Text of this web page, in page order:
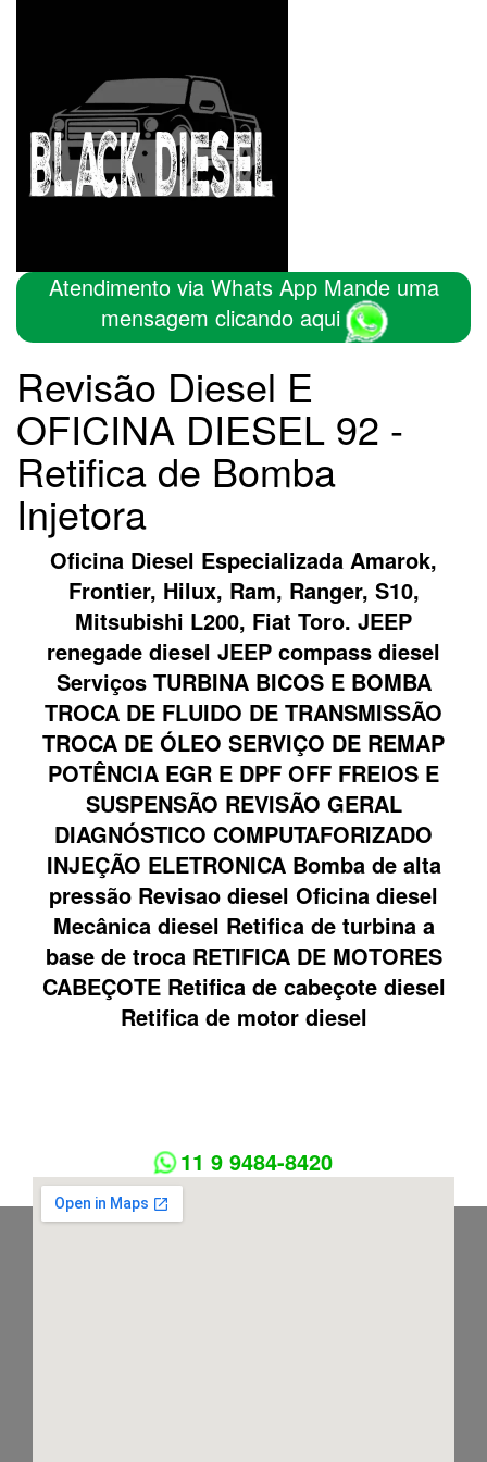
Atendimento via Whats App Mande uma
mensagem clicando aqui
Revisão Diesel E
OFICINA DIESEL 92 -
Retifica de Bomba
Injetora
Oficina Diesel Especializada Amarok,
Frontier, Hilux, Ram, Ranger, S10,
Mitsubishi L200, Fiat Toro. JEEP
renegade diesel JEEP compass diesel
Serviços TURBINA BICOS E BOMBA
TROCA DE FLUIDO DE TRANSMISSÃO
TROCA DE ÓLEO SERVIÇO DE REMAP
POTÊNCIA EGR E DPF OFF FREIOS E
SUSPENSÃO REVISÃO GERAL
DIAGNÓSTICO COMPUTAFORIZADO
INJEÇÃO ELETRONICA Bomba de alta
pressão Revisao diesel Oficina diesel
Mecânica diesel Retifica de turbina a
base de troca RETIFICA DE MOTORES
CABEÇOTE Retifica de cabeçote diesel
Retifica de motor diesel
11 9 9484-8420